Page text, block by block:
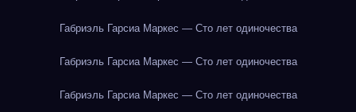
Габриэль Гарсиа Маркес — Сто лет одиночества
Габриэль Гарсиа Маркес — Сто лет одиночества
Габриэль Гарсиа Маркес — Сто лет одиночества